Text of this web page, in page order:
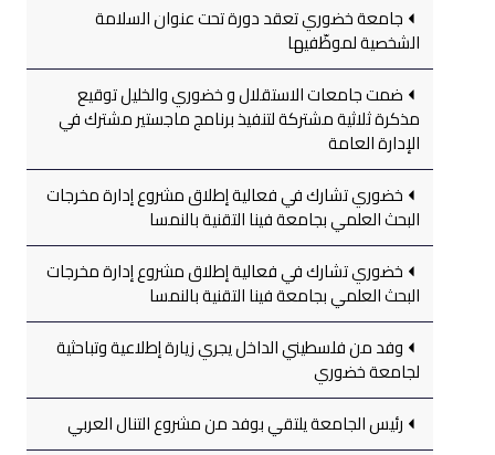
جامعة خضوري تعقد دورة تحت عنوان السلامة
الشخصية لموظّفيها
ضمت جامعات الاستقلال و خضوري والخليل توقيع
مذكرة ثلاثية مشتركة لتنفيذ برنامج ماجستير مشترك في
الإدارة العامة
خضوري تشارك في فعالية إطلاق مشروع إدارة مخرجات
البحث العلمي بجامعة فينا التقنية بالنمسا
خضوري تشارك في فعالية إطلاق مشروع إدارة مخرجات
البحث العلمي بجامعة فينا التقنية بالنمسا
وفد من فلسطيني الداخل يجري زيارة إطلاعية وتباحثية
لجامعة خضوري
رئيس الجامعة يلتقي بوفد من مشروع التنال العربي